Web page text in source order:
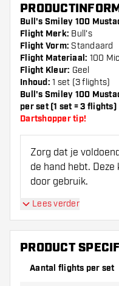
Bull's Smiley 100
Flight Merk: Bull's
Flight Vorm: Standaard
Flight Materiaal: 100
Flight Kleur: Geel
Inhoud: 1 set (3 flights)
Bull's Smiley 100
per set (1 set = 3 flights)
Dartshopper tip!
Zorg dat je
de hand hebt.
door gebruik.
dikte van de flights
welke variant het
Lees verder
PRODUCT
Aantal flights per set